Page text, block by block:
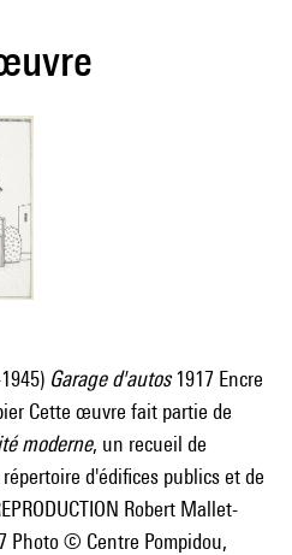
Garage d'autos1917 Encre
Cette œuvre fait partie de
moderne, un recueil de
d'édifices publics et de
Robert Mallet-
Photo © Centre Pompidou,